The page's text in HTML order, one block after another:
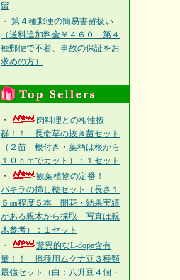
留
・ 第４種郵便の簡易書留扱い
（送料追加料金￥４６０ 第４
種郵便で不着、事故の保証をお
求めの方）
・
肉料理との相性抜
群！！ 長命草の抜き苗セット
（２苗 根付き・葉柄は根から
１０ｃｍでカット）：１セット
・
観葉植物の定番！
パキラの挿し穂セット（長さ１
５㎝程度５本 開花・結果実績
がある親木から採取 写真は親
木参考）：１セット
・
驚異的なL-dopa含有
量！！ 播種用ムクナ豆３種類
最強セット（白：八升豆４個・